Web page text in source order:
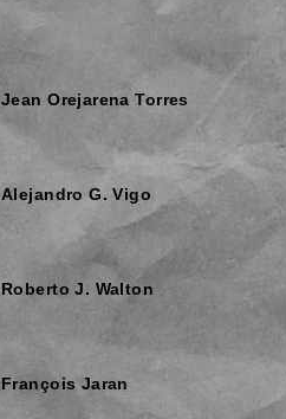
Jean Orejarena Torres
Alejandro G. Vigo
Roberto J. Walton
François Jaran